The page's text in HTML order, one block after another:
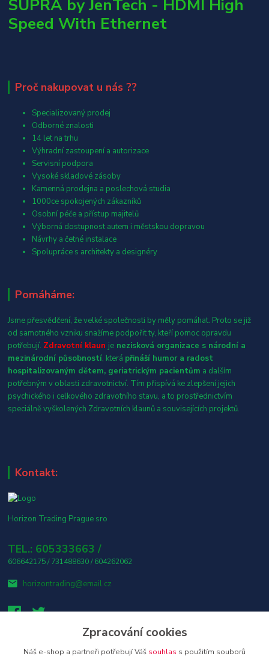
SUPRA by JenTech - HDMI High
Speed With Ethernet
Proč nakupovat u nás ??
Specializovaný prodej
Odborné znalosti
14 let na trhu
Výhradní zastoupení a autorizace
Servisní podpora
Vysoké skladové zásoby
Kamenná prodejna a poslechová studia
1000ce spokojených zákazníků
Osobní péče a přístup majitelů
Výborná dostupnost autem i městskou dopravou
Návrhy a četné instalace
Spolupráce s architekty a designéry
Pomáháme:
Jsme přesvědčení, že velké společnosti by měly pomáhat. Proto se již
od samotného vzniku snažíme podpořit ty, kteří pomoc opravdu
potřebují. Zdravotní klaun je nezisková organizace s národní a
mezinárodní působností, která přináší humor a radost
hospitalizovaným dětem, geriatrickým pacientům a dalším
potřebným v oblasti zdravotnictví. Tím přispívá ke zlepšení jejich
psychického i celkového zdravotního stavu, a to prostřednictvím
speciálně vyškolených Zdravotních klaunů a souvisejících projektů.
Kontakt:
Horizon Trading Prague sro
TEL.: 605333663 /
606642175 / 731488630 / 604262062
horizontrading@email.cz
Zpracování cookies
Náš e-shop a partneři potřebují Váš souhlas s použitím souborů